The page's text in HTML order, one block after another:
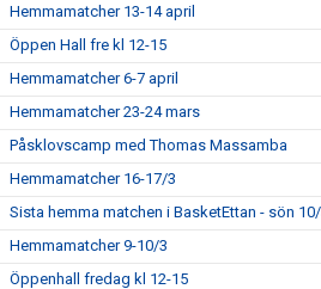
Hemmamatcher 13-14 april
Öppen Hall fre kl 12-15
Hemmamatcher 6-7 april
Hemmamatcher 23-24 mars
Påsklovscamp med Thomas Massamba
Hemmamatcher 16-17/3
Sista hemma matchen i BasketEttan - sön
Hemmamatcher 9-10/3
Öppenhall fredag kl 12-15